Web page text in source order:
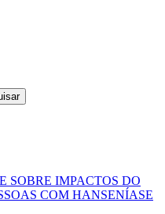
SOBRE IMPACTOS DO
COM HANSENÍASE